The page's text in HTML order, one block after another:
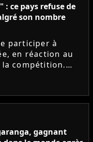
ce pays refuse de
son nombre
participer à
en réaction au
compétition.
victoires,
gagnant